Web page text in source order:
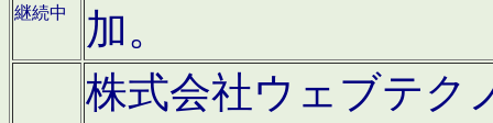
継続中
加。
株式会社ウェブテク